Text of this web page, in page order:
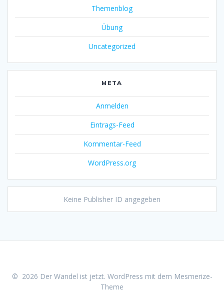
Themenblog
Übung
Uncategorized
META
Anmelden
Eintrags-Feed
Kommentar-Feed
WordPress.org
Keine Publisher ID angegeben
© 2026 Der Wandel ist jetzt. WordPress mit dem Mesmerize-
Theme